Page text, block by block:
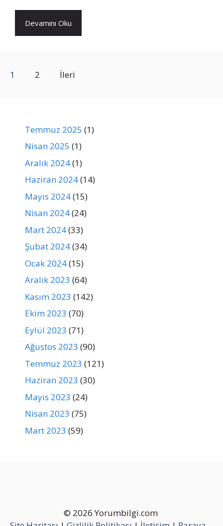
Devamını Oku
1 2 İleri
Temmuz 2025 (1)
Nisan 2025 (1)
Aralık 2024(1)
Haziran 2024(14)
Mayıs 2024(15)
Nisan 2024(24)
Mart 2024(33)
Şubat 2024(34)
Ocak 2024(15)
Aralık 2023 (64)
Kasım 2023 (142)
Ekim 2023 (70)
Eylül 2023 (71)
Ağustos 2023 (90)
Temmuz 2023 (121)
Haziran 2023 (30)
Mayıs 2023 (24)
Nisan 2023 (75)
Mart 2023 (59)
© 2026 Yorumbilgi.com